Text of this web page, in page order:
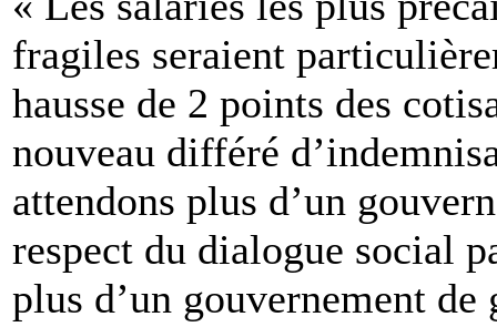
fragiles seraient
hausse de 2 points des
nouveau différé
attendons plus d’un
respect du dialogue social
plus d’un gouvernement